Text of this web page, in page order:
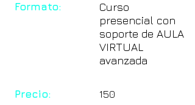
Formato:
Curso
presencial con
soporte de AULA
VIRTUAL
avanzada
Precio: 150